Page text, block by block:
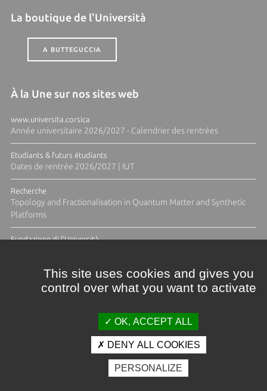
La boutique de l'Università
A BUTTEGUCCIA
À la Une sur nos sites web
www.universita.corsica
Année universitaire 2026/2027 - Calendrier des rentrées
Etudiants & futurs étudiants
Dates de rentrée 2026/2027 | IUT
Recherche
Topology and Fractionalisation in Quantum Matter and Synthetic
Platforms
Fundazione di l'Università
Crédits et mentions légales
Espace presse
Photothèque
This site uses cookies and gives you
control over what you want to activate
OK, ACCEPT ALL
DENY ALL COOKIES
PERSONALIZE